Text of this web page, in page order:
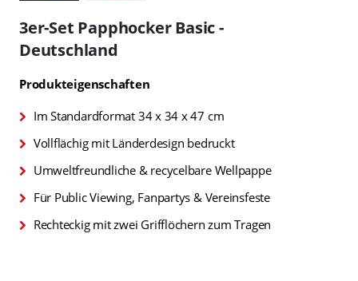
Anfang
der
Bildgalerie
3er-Set Papphocker Basic -
Deutschland
Produkteigenschaften
Im Standardformat 34 x 34 x 47 cm
Vollflächig mit Länderdesign bedruckt
Umweltfreundliche & recycelbare Wellpappe
Für Public Viewing, Fanpartys & Vereinsfeste
Rechteckig mit zwei Grifflöchern zum Tragen